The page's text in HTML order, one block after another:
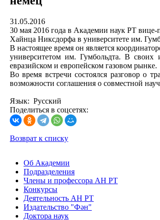
31.05.2016
30 мая 2016 года в Академии наук РТ
Хайнца Никсдорфа в университете им.
В настоящее время он является
университетом им. Гумбольдта. В своих
евразийском и европейском газовом рынке.
Во время встречи состоялся разговор о
возможности соглашения о совместной
Язык: Русский
Поделиться в соцсетях:
Возврат к списку
Об Академии
Подразделения
Члены и профессора АН РТ
Конкурсы
Деятельность АН РТ
Издательство "Фән"
Доктора наук